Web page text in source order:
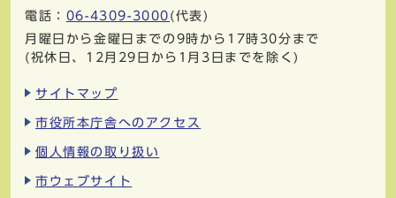
電話： 06-4309-3000 (代表)
月曜日から金曜日までの9時から17時30分まで
(祝休日、12月29日から1月3日までを除く)
サイトマップ
市役所本庁舎へのアクセス
個人情報の取り扱い
市ウェブサイト